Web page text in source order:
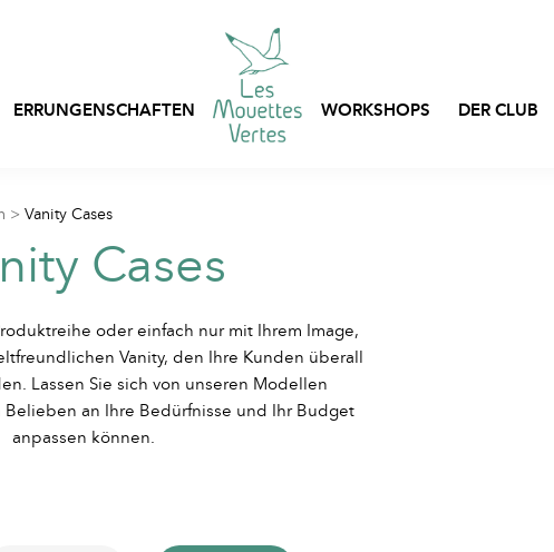
Textilverpackungen
ERRUNGENSCHAFTEN WORKSHOPS DER CLUB
> Vanity Cases
Cases
oder einfach nur mit Ihrem Image,
Vanity, den Ihre Kunden überall
Lassen Sie sich von unseren Modellen
an Ihre Bedürfnisse und Ihr Budget
anpassen können.